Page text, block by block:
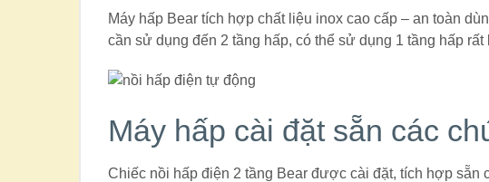
Máy hấp Bear tích hợp chất liệu inox cao cấp – an toàn
cần sử dụng đến 2 tầng hấp, có thể sử dụng 1 tầng hấp rất
Máy hấp cài đặt sẵn các
Chiếc nồi hấp điện 2 tầng Bear được cài đặt, tích hợp